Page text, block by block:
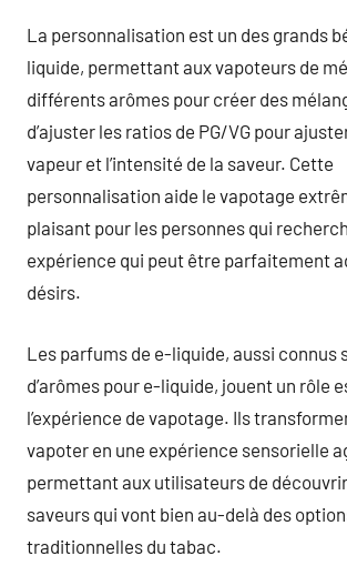
La personnalisation est un des grands
liquide, permettant aux vapoteurs de
différents arômes pour créer des
d’ajuster les ratios de PG/VG pour
vapeur et l’intensité de la saveur. Cette
personnalisation aide le vapotage
plaisant pour les personnes qui
expérience qui peut être parfaitement
désirs.
Les parfums de e-liquide, aussi connus
d’arômes pour e-liquide, jouent un rôle
l’expérience de vapotage. Ils
vapoter en une expérience sensorielle
permettant aux utilisateurs de
saveurs qui vont bien au-delà des
traditionnelles du tabac.